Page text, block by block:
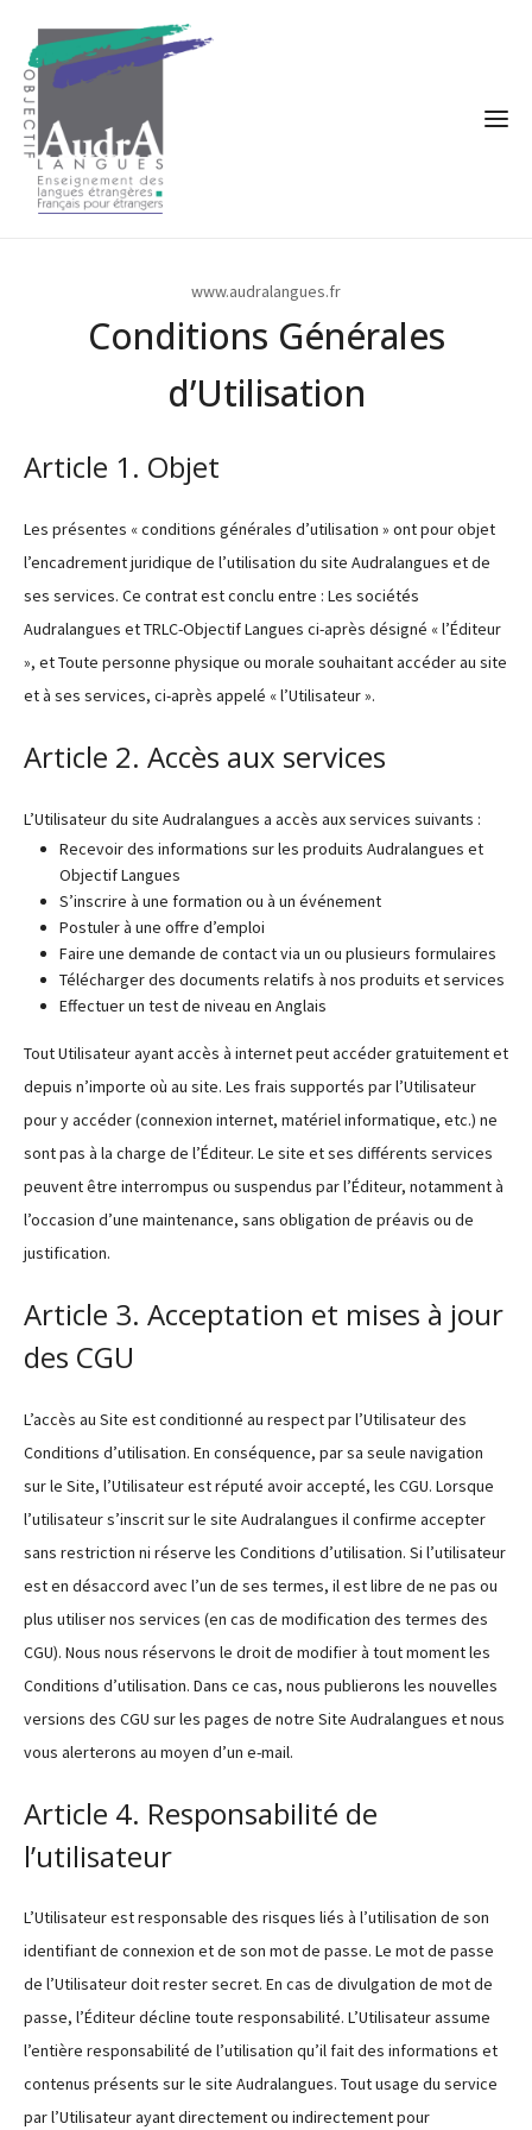
www.audralangues.fr
Conditions Générales
d’Utilisation
Article 1. Objet
Les présentes « conditions générales d’utilisation » ont pour objet
l’encadrement juridique de l’utilisation du site Audralangues et de
ses services. Ce contrat est conclu entre : Les sociétés
Audralangues et TRLC-Objectif Langues ci-après désigné « l’Éditeur
», et Toute personne physique ou morale souhaitant accéder au site
et à ses services, ci-après appelé « l’Utilisateur ».
Article 2. Accès aux services
L’Utilisateur du site Audralangues a accès aux services suivants :
Recevoir des informations sur les produits Audralangues et
Objectif Langues
S’inscrire à une formation ou à un événement
Postuler à une offre d’emploi
Faire une demande de contact via un ou plusieurs formulaires
Télécharger des documents relatifs à nos produits et services
Effectuer un test de niveau en Anglais
Tout Utilisateur ayant accès à internet peut accéder gratuitement et
depuis n’importe où au site. Les frais supportés par l’Utilisateur
pour y accéder (connexion internet, matériel informatique, etc.) ne
sont pas à la charge de l’Éditeur. Le site et ses différents services
peuvent être interrompus ou suspendus par l’Éditeur, notamment à
l’occasion d’une maintenance, sans obligation de préavis ou de
justification.
Article 3. Acceptation et mises à jour
des CGU
L’accès au Site est conditionné au respect par l’Utilisateur des
Conditions d’utilisation. En conséquence, par sa seule navigation
sur le Site, l’Utilisateur est réputé avoir accepté, les CGU. Lorsque
l’utilisateur s’inscrit sur le site Audralangues il confirme accepter
sans restriction ni réserve les Conditions d’utilisation. Si l’utilisateur
est en désaccord avec l’un de ses termes, il est libre de ne pas ou
plus utiliser nos services (en cas de modification des termes des
CGU). Nous nous réservons le droit de modifier à tout moment les
Conditions d’utilisation. Dans ce cas, nous publierons les nouvelles
versions des CGU sur les pages de notre Site Audralangues et nous
vous alerterons au moyen d’un e-mail.
Article 4. Responsabilité de
l’utilisateur
L’Utilisateur est responsable des risques liés à l’utilisation de son
identifiant de connexion et de son mot de passe. Le mot de passe
de l’Utilisateur doit rester secret. En cas de divulgation de mot de
passe, l’Éditeur décline toute responsabilité. L’Utilisateur assume
l’entière responsabilité de l’utilisation qu’il fait des informations et
contenus présents sur le site Audralangues. Tout usage du service
par l’Utilisateur ayant directement ou indirectement pour